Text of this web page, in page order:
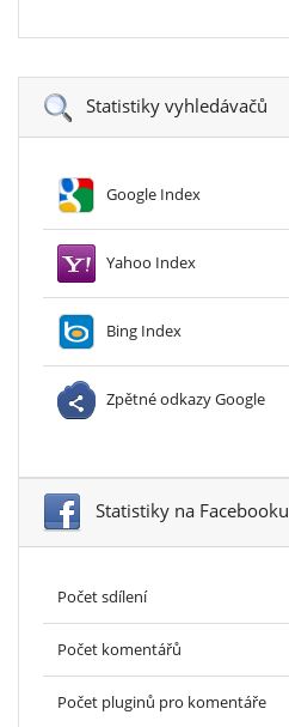
Statistiky vyhledávačů
Google Index
Yahoo Index
Bing Index
Zpětné odkazy Google
Statistiky na Facebooku
Počet sdílení
Počet komentářů
Počet pluginů pro komentáře